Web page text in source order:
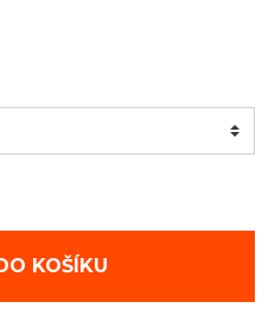
KOŠÍKU